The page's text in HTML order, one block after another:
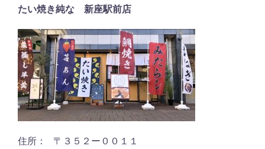
たい焼き純な 新座駅前店
住所： 〒３５２ー００１１